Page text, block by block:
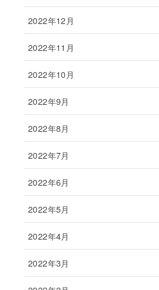
2022年12月
2022年11月
2022年10月
2022年9月
2022年8月
2022年7月
2022年6月
2022年5月
2022年4月
2022年3月